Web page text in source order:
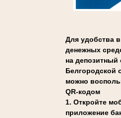
Для удобства
денежных
на депозитный
Белгородской
можно
QR-кодом
1. Откройте
приложение